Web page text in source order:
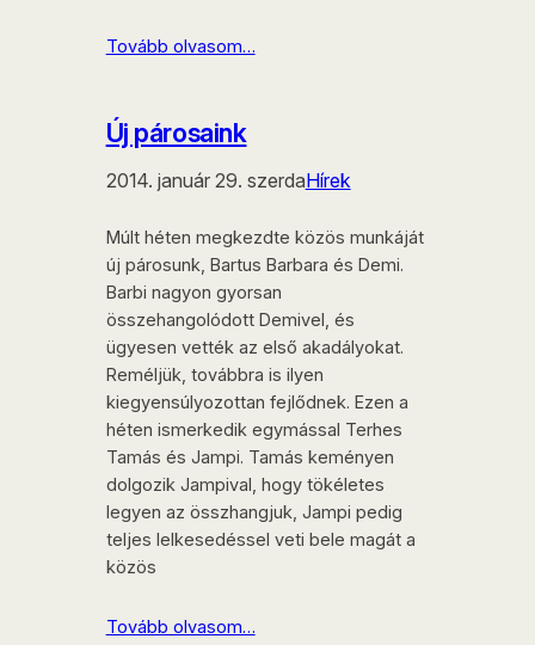
Tovább olvasom…
Új párosaink
2014. január 29. szerdaHírek
Múlt héten megkezdte közös munkáját
új párosunk, Bartus Barbara és Demi.
Barbi nagyon gyorsan
összehangolódott Demivel, és
ügyesen vették az első akadályokat.
Reméljük, továbbra is ilyen
kiegyensúlyozottan fejlődnek. Ezen a
héten ismerkedik egymással Terhes
Tamás és Jampi. Tamás keményen
dolgozik Jampival, hogy tökéletes
legyen az összhangjuk, Jampi pedig
teljes lelkesedéssel veti bele magát a
közös
Tovább olvasom…